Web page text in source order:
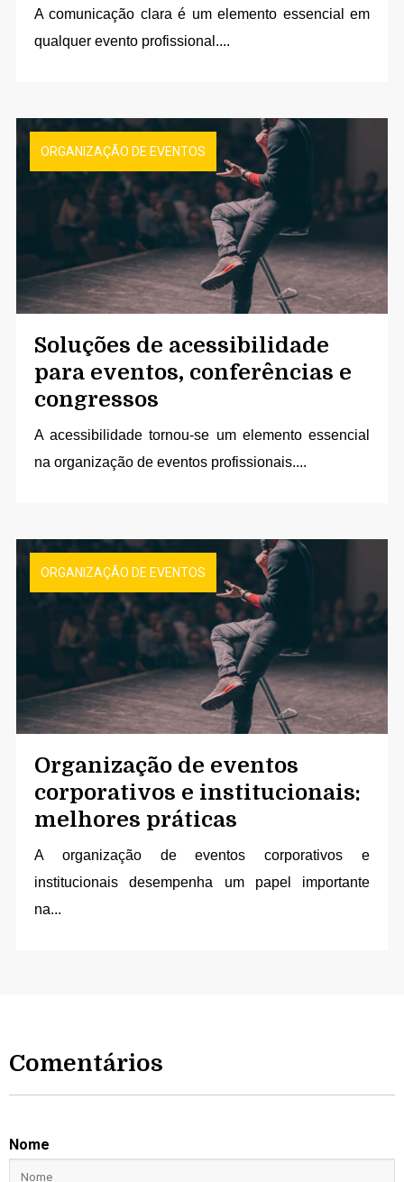
A comunicação clara é um elemento essencial em
qualquer evento profissional....
ORGANIZAÇÃO DE EVENTOS
Soluções de acessibilidade
para eventos, conferências e
congressos
A acessibilidade tornou-se um elemento essencial
na organização de eventos profissionais....
ORGANIZAÇÃO DE EVENTOS
Organização de eventos
corporativos e institucionais:
melhores práticas
A organização de eventos corporativos e
institucionais desempenha um papel importante
na...
Comentários
Nome